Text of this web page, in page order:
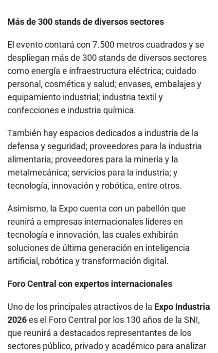
Más de 300 stands de diversos sectores
El evento contará con 7.500 metros cuadrados y se
despliegan más de 300 stands de diversos sectores
como energía e infraestructura eléctrica; cuidado
personal, cosmética y salud; envases, embalajes y
equipamiento industrial; industria textil y
confecciones e industria química.
También hay espacios dedicados a industria de la
defensa y seguridad; proveedores para la industria
alimentaria; proveedores para la minería y la
metalmecánica; servicios para la industria; y
tecnología, innovación y robótica, entre otros.
Asimismo, la Expo cuenta con un pabellón que
reunirá a empresas internacionales líderes en
tecnología e innovación, las cuales exhibirán
soluciones de última generación en inteligencia
artificial, robótica y transformación digital.
Foro Central con expertos internacionales
Uno de los principales atractivos de la Expo Industria
2026es el Foro Central por los 130 años de la SNI,
que reunirá a destacados representantes de los
sectores público, privado y académico para analizar